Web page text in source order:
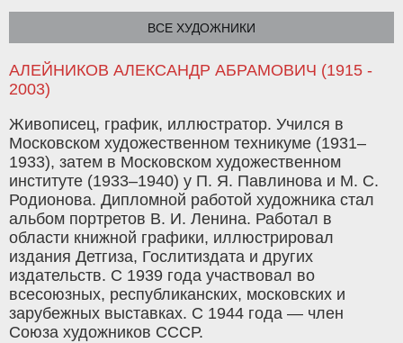
ВСЕ ХУДОЖНИКИ
АЛЕЙНИКОВ АЛЕКСАНДР АБРАМОВИЧ (1915 -
2003)
Живописец, график, иллюстратор. Учился в
Московском художественном техникуме (1931–
1933), затем в Московском художественном
институте (1933–1940) у П. Я. Павлинова и М. С.
Родионова. Дипломной работой художника стал
альбом портретов В. И. Ленина. Работал в
области книжной графики, иллюстрировал
издания Детгиза, Гослитиздата и других
издательств. С 1939 года участвовал во
всесоюзных, республиканских, московских и
зарубежных выставках. С 1944 года — член
Союза художников СССР.